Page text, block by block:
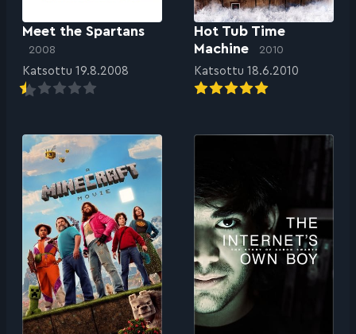
Meet the Spartans
2008
Katsottu 19.8.2008
Hot Tub Time
Machine
2010
Katsottu 18.6.2010